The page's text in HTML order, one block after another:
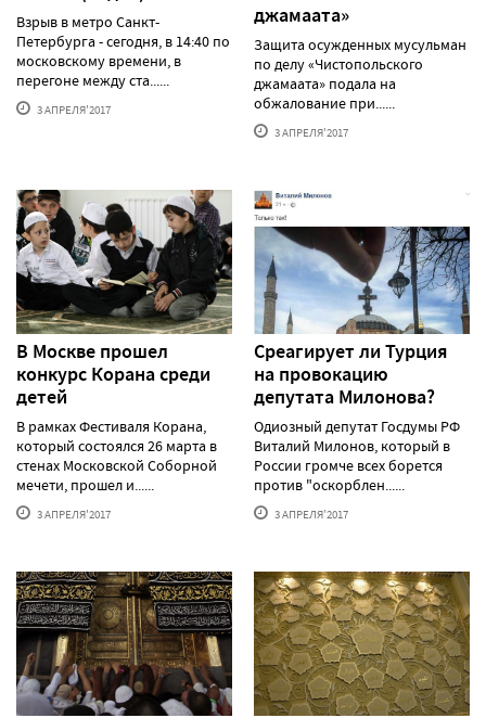
Взрыв в метро Санкт-
Петербурга - сегодня, в 14:40 по
московскому времени, в
перегоне между ста......
3 АПРЕЛЯ'2017
джамаата»
Защита осужденных мусульман
по делу «Чистопольского
джамаата» подала на
обжалование при......
3 АПРЕЛЯ'2017
В Москве прошел
конкурс Корана среди
детей
В рамках Фестиваля Корана,
который состоялся 26 марта в
стенах Московской Соборной
мечети, прошел и......
3 АПРЕЛЯ'2017
Среагирует ли Турция
на провокацию
депутата Милонова?
Одиозный депутат Госдумы РФ
Виталий Милонов, который в
России громче всех борется
против "оскорблен......
3 АПРЕЛЯ'2017